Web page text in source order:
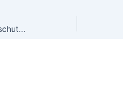
Anja zoekt oplossing voor hogere schutting zonder bijdrage van buren